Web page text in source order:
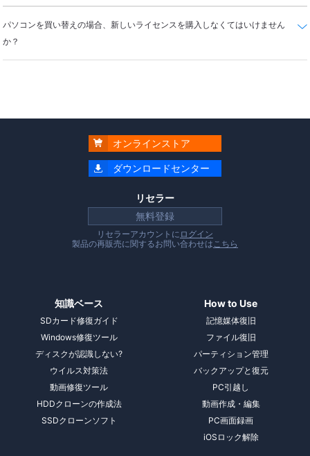
パソコンを買い替えの場合、新しいライセンスを購入しなくてはいけません
か？
 オンラインストア
 ダウンロードセンター
リセラー
無料登録
リセラーアカウントに ログイン
製品の再販売に関するお問い合わせは こちら
知識ベース
SDカード修復ガイド
Windows修復ツール
ディスクが認識しない?
ウイルス対策法
動画修復ツール
HDDクローンの作成法
SSDクローンソフト
How to Use
記憶媒体復旧
ファイル復旧
パーティション管理
バックアップと復元
PC引越し
動画作成・編集
PC画面録画
iOSロック解除